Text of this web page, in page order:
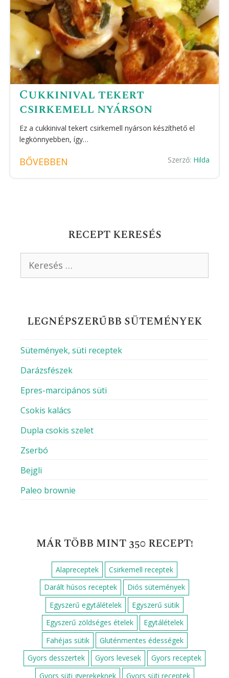
Cukkinival tekert
csirkemell nyárson
Ez a cukkinival tekert csirkemell nyárson készíthető el
legkönnyebben, így…
BŐVEBBEN Szerző: Hilda
RECEPT KERESÉS
LEGNÉPSZERŰBB SÜTEMÉNYEK
Sütemények, süti receptek
Darázsfészek
Epres-marcipános süti
Csokis kalács
Dupla csokis szelet
Zserbó
Bejgli
Paleo brownie
MÁR TÖBB MINT 350 RECEPT!
Alapreceptek
Csirkemell receptek
Darált húsos receptek
Diós sütemények
Egyszerű egytálételek
Egyszerű sütik
Egyszerű zöldséges ételek
Egytálételek
Fahéjas sütik
Gluténmentes édességek
Gyors desszertek
Gyors levesek
Gyors receptek
Gyors süti gyerekeknek
Gyors süti receptek